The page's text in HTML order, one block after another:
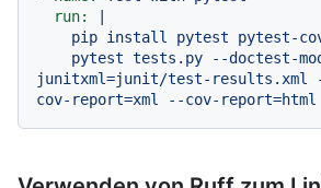
run:
junitxml=junit/test-results.xml